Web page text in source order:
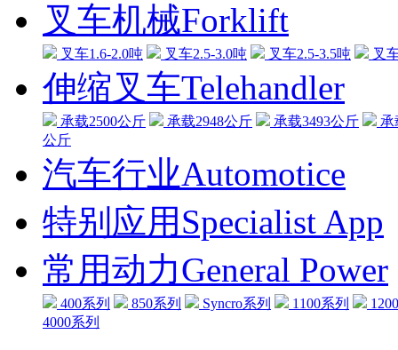
叉车机械Forklift
叉车1.6-2.0吨 叉车2.5-3.0吨 叉车2.5-3.5吨 叉
伸缩叉车Telehandler
承载2500公斤 承载2948公斤 承载3493公斤
承
公斤
汽车行业Automotice
特别应用Specialist App
常用动力General Power
400系列 850系列 Syncro系列 1100系列
4000系列